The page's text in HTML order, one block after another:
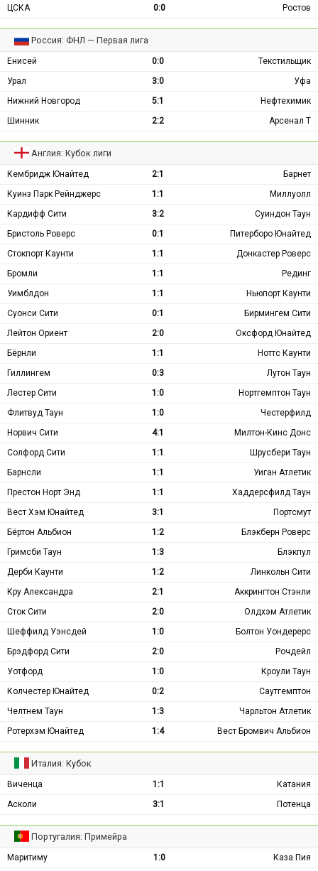
ЦСКА
0:0 Ростов
Россия: ФНЛ — Первая лига
Енисей 0:0
Текстильщик
Урал
3:0
Уфа
Нижний Новгород
5:1
Нефтехимик
Шинник
2:2 Арсенал Т
Англия: Кубок лиги
Кембридж Юнайтед 2:1
Барнет
Куинз Парк Рейнджерс
1:1
Миллуолл
Кардифф Сити
3:2
Суиндон Таун
Бристоль Роверс
0:1
Питерборо Юнайтед
Стокпорт Каунти
1:1
Донкастер Роверс
Бромли
1:1
Рединг
Уимблдон
1:1
Ньюпорт Каунти
Суонси Сити
0:1
Бирмингем Сити
Лейтон Ориент
2:0
Оксфорд Юнайтед
Бёрнли
1:1
Ноттс Каунти
Гиллингем
0:3
Лутон Таун
Лестер Сити
1:0
Нортгемптон Таун
Флитвуд Таун
1:0
Честерфилд
Норвич Сити
4:1
Милтон-Кинс Донс
Солфорд Сити
1:1
Шрусбери Таун
Барнсли
1:1
Уиган Атлетик
Престон Норт Энд
1:1
Хаддерсфилд Таун
Вест Хэм Юнайтед
3:1
Портсмут
Бёртон Альбион
1:2
Блэкберн Роверс
Гримсби Таун
1:3
Блэкпул
Дерби Каунти
1:2
Линкольн Сити
Кру Александра
2:1
Аккрингтон Стэнли
Сток Сити
2:0
Олдхэм Атлетик
Шеффилд Уэнсдей
1:0
Болтон Уондерерс
Брэдфорд Сити
2:0
Рочдейл
Уотфорд
1:0
Кроули Таун
Колчестер Юнайтед
0:2
Саутгемптон
Челтнем Таун
1:3
Чарльтон Атлетик
Ротерхэм Юнайтед
1:4 Вест Бромвич Альбион
Италия: Кубок
Виченца 1:1
Катания
Асколи
3:1 Потенца
Португалия: Примейра
Маритиму 1:0 Каза Пия